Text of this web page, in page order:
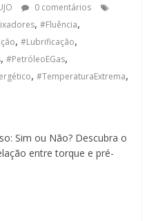
0 comentários
,#Fluência,
,#Lubrificação,
,#PetróleoEGas,
,#TemperaturaExtrema,
Sim ou Não? Descubra o
entre torque e pré-